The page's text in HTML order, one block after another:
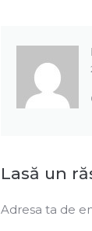
Lasă un
Adresa ta de